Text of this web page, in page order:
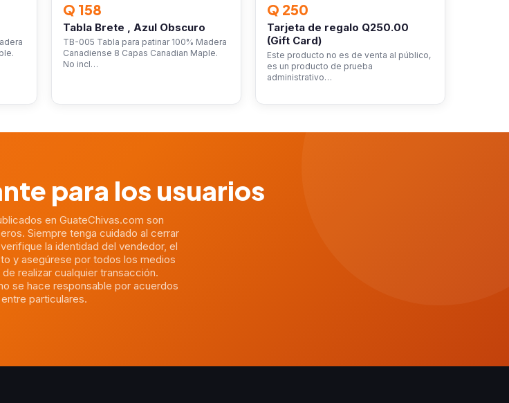
Q 158
Tabla Brete , Azul Obscuro
TB-005 Tabla para patinar 100% Madera
Canadiense 8 Capas Canadian Maple.
No incl…
Q 250
Tarjeta de regalo Q250.00
(Gift Card)
Este producto no es de venta al público,
es un producto de prueba
administrativo…
para los usuarios
en GuateChivas.com son
Siempre tenga cuidado al cerrar
la identidad del vendedor, el
y asegúrese por todos los medios
realizar cualquier transacción.
se hace responsable por acuerdos
entre particulares.